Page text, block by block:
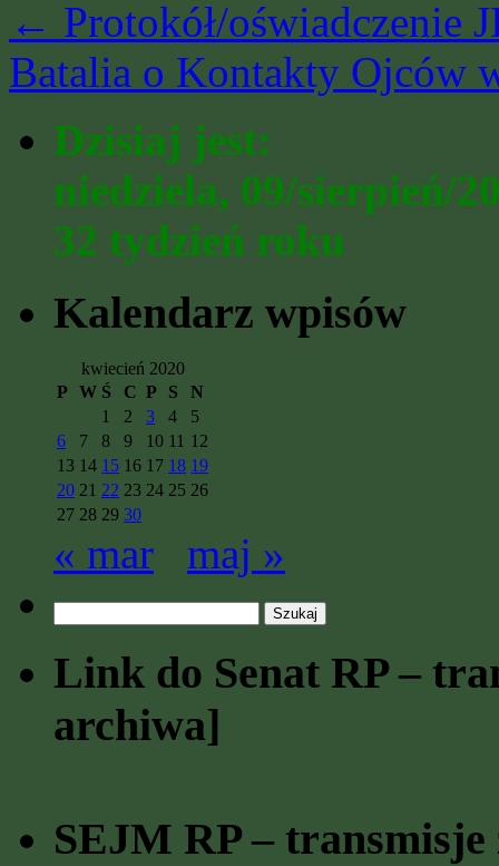
← Protokół/oświadczenie
Batalia o Kontakty Ojców
Dzisiaj jest:
niedziela, 09/sierpień/
32 tydzień roku
Kalendarz wpisów
kwiecień 2020
P W Ś C P S
N
1
2 3 4
5
6
7 8 9 10 11 12
13 14 15 16 17 18 19
20 21 22 23 24 25 26
27 28 29 30
« mar maj »
Link do Senat RP –
archiwa]
SEJM RP –